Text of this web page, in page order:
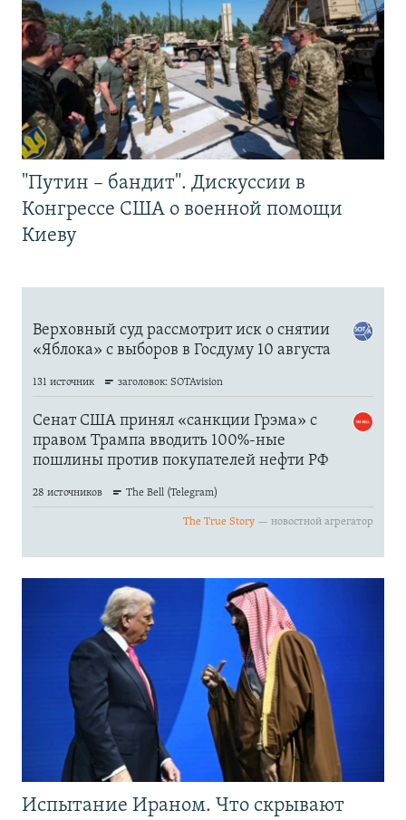
"Путин – бандит". Дискуссии в
Конгрессе США о военной помощи
Киеву
Испытание Ираном. Что скрывают